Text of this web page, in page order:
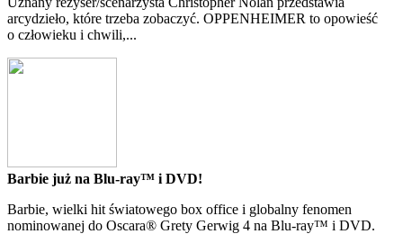
arcydzieło, które trzeba zobaczyć. OPPENHEIMER to opowieść
o człowieku i chwili,...
Barbie już na Blu-ray™ i DVD!
Barbie, wielki hit światowego box office i globalny fenomen
nominowanej do Oscara® Grety Gerwig 4 na Blu-ray™ i DVD.